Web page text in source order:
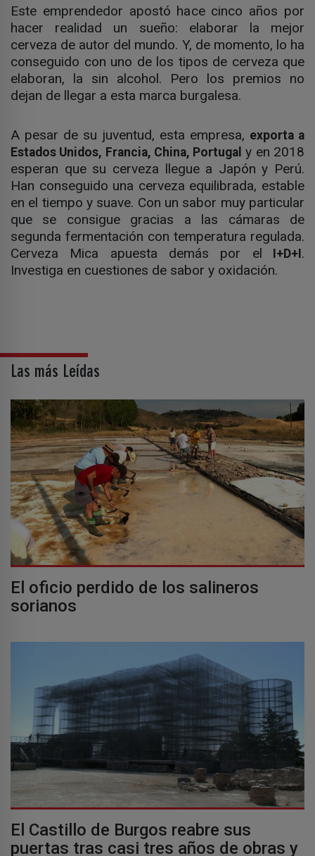
Este emprendedor apostó hace cinco años por
hacer realidad un sueño: elaborar la mejor
cerveza de autor del mundo. Y, de momento, lo ha
conseguido con uno de los tipos de cerveza que
elaboran, la sin alcohol. Pero los premios no
dejan de llegar a esta marca burgalesa.
A pesar de su juventud, esta empresa, exporta a
Estados Unidos, Francia, China, Portugal y en 2018
esperan que su cerveza llegue a Japón y Perú.
Han conseguido una cerveza equilibrada, estable
en el tiempo y suave. Con un sabor muy particular
que se consigue gracias a las cámaras de
segunda fermentación con temperatura regulada.
Cerveza Mica apuesta demás por el I+D+I .
Investiga en cuestiones de sabor y oxidación.
Las más Leídas
El oficio perdido de los salineros
sorianos
El Castillo de Burgos reabre sus
puertas tras casi tres años de obras y